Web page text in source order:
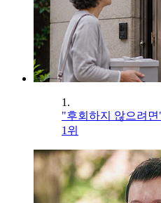
1.
"후회하지 않으려
1위